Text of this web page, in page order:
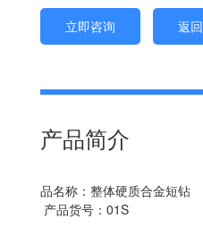
立即咨询 返回
产品简介
品名称：整体硬质合金短钻
产品货号：01S